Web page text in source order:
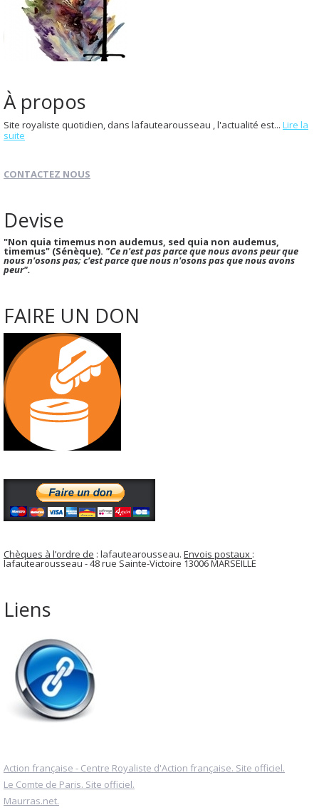
À propos
Site royaliste quotidien, dans lafautearousseau , l'actualité est... Lire la
suite
CONTACTEZ NOUS
Devise
"Non quia timemus non audemus, sed quia non audemus,
timemus" (Sénèque). "Ce n'est pas parce que nous avons peur que
nous n'osons pas; c'est parce que nous n'osons pas que nous avons
peur".
FAIRE UN DON
Chèques à l’ordre de : lafautearousseau. Envois postaux :
lafautearousseau - 48 rue Sainte-Victoire 13006 MARSEILLE
Liens
Action française - Centre Royaliste d'Action française. Site officiel.
Le Comte de Paris. Site officiel.
Maurras.net.